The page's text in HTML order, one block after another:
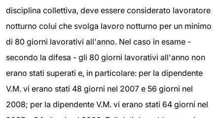
disciplina collettiva, deve essere considerato lavoratore
notturno colui che svolga lavoro notturno per un minimo
di 80 giorni lavorativi all'anno. Nel caso in esame -
secondo la difesa - gli 80 giorni lavorativi all'anno non
erano stati superati e, in particolare: per la dipendente
V.M. vi erano stati 48 giorni nel 2007 e 56 giorni nel
2008; per la dipendente V.M. vi erano stati 64 giorni nel